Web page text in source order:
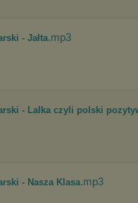
- Jałta.mp3
- Lalka czyli polski
- Nasza Klasa.mp3